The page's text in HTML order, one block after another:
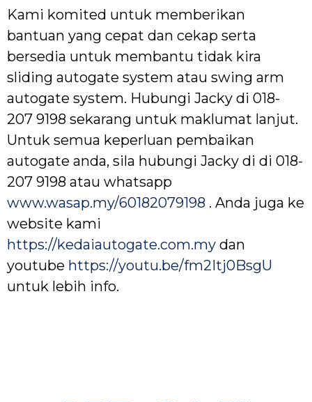
Kami komited untuk memberikan
bantuan yang cepat dan cekap serta
bersedia untuk membantu tidak kira
sliding autogate system atau swing arm
autogate system. Hubungi Jacky di 018-
207 9198 sekarang untuk maklumat lanjut.
Untuk semua keperluan pembaikan
autogate anda, sila hubungi Jacky di di 018-
207 9198 atau whatsapp
www.wasap.my/60182079198 . Anda juga ke
website kami
https://kedaiautogate.com.my dan
youtube https://youtu.be/fm2Itj0BsgU
untuk lebih info.